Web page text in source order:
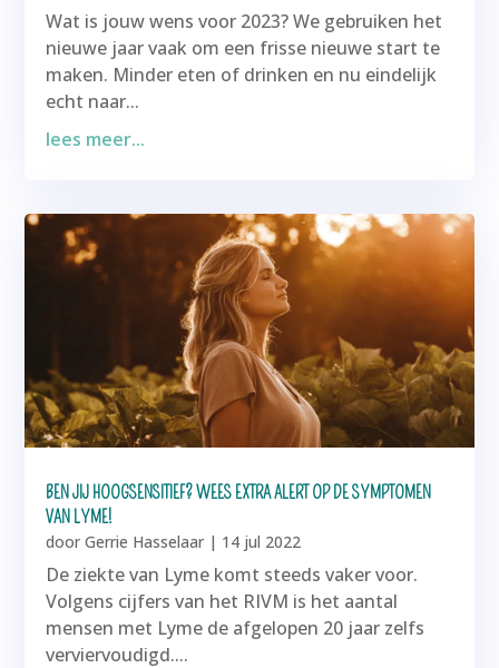
Wat is jouw wens voor 2023? We gebruiken het
nieuwe jaar vaak om een frisse nieuwe start te
maken. Minder eten of drinken en nu eindelijk
echt naar...
lees meer...
BEN JIJ HOOGSENSITIEF? WEES EXTRA ALERT OP DE SYMPTOMEN
VAN LYME!
doorGerrie Hasselaar | 14 jul 2022
De ziekte van Lyme komt steeds vaker voor.
Volgens cijfers van het RIVM is het aantal
mensen met Lyme de afgelopen 20 jaar zelfs
verviervoudigd....